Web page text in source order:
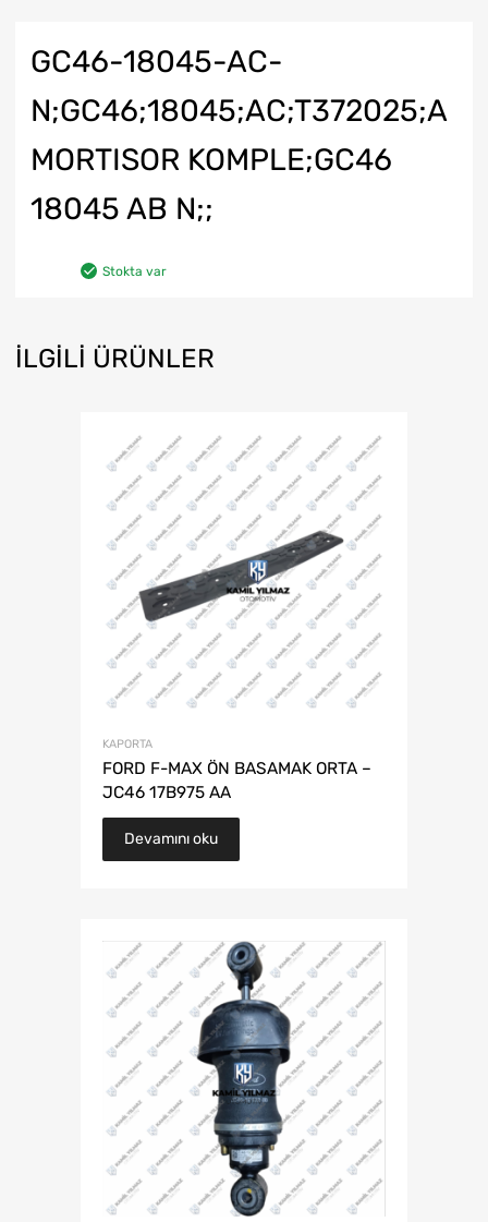
GC46-18045-AC-
N;GC46;18045;AC;T372025;A
MORTISOR KOMPLE;GC46
18045 AB N;;
Stokta var
İLGILI ÜRÜNLER
KAPORTA
FORD F-MAX ÖN BASAMAK ORTA –
JC46 17B975 AA
Devamını oku